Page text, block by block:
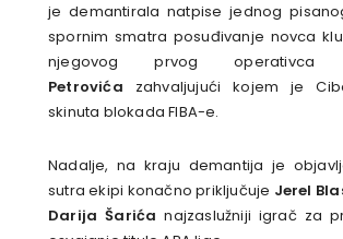
je demantirala natpise jednog
spornim smatra posuđivanje novca
njegovog prvog operativca
Petrovića zahvaljujući kojem je
skinuta blokada FIBA-e.
Nadalje, na kraju demantija je
sutra ekipi konačno priključuje Jerel
Darija Šarića najzaslužniji igrač za